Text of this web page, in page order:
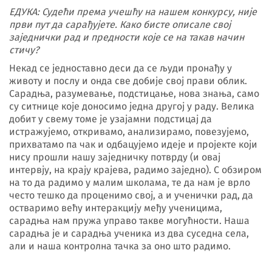
ЕДУКА: Судећи према учешћу на нашем конкурсу, није
први пут да сарађујете. Како бисте описале свој
заједнички рад и предности које се на такав начин
стичу?
Некад се једноставно деси да се људи пронађу у
животу и послу и онда све добије свој прави облик.
Сарадња, разумевање, подстицање, нова знања, само
су ситнице које доносимо једна другој у раду. Велика
добит у свему томе је узајамни подстицај да
истражујемо, откривамо, анализирамо, повезујемо,
прихватамо па чак и одбацујемо идеје и пројекте који
нису прошли нашу заједничку потврду (и овај
интервју, на крају крајева, радимо заједно). С обзиром
на то да радимо у малим школама, те да нам је врло
често тешко да проценимо свој, а и ученички рад, да
остваримо већу интеракцију међу ученицима,
сарадња нам пружа управо такве могућности. Наша
сарадња је и сарадња ученика из два суседна села,
али и наша контролна тачка за оно што радимо.